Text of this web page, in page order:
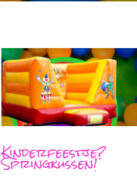
Kinderfeestje?
Springkussen!